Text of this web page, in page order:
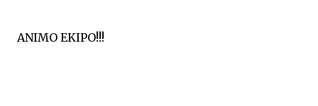
ANIMO EKIPO!!!